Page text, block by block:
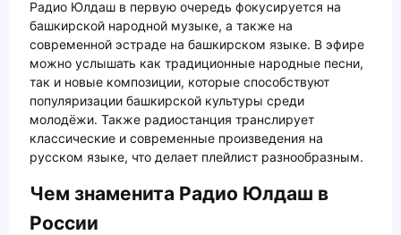
Радио Юлдаш в первую очередь фокусируется на
башкирской народной музыке, а также на
современной эстраде на башкирском языке. В эфире
можно услышать как традиционные народные песни,
так и новые композиции, которые способствуют
популяризации башкирской культуры среди
молодёжи. Также радиостанция транслирует
классические и современные произведения на
русском языке, что делает плейлист разнообразным.
Чем знаменита Радио Юлдаш в
России